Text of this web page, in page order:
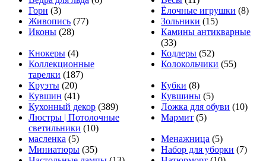
Горн (3) Ёлочные игрушки (8)
Живопись (77) Зольники (15)
Иконы (28)
Камины антикварные
(33)
Кнокеры (4) Кодлеры (52)
Коллекционные
тарелки (187)
Колокольчики (55)
Круэты (20) Кубки (8)
Кувшин (41) Кувшины (5)
Кухонный декор (389) Ложка для обуви (10)
Люстры | Потолочные
светильники (10)
Мармит (5)
масленка (5) Менажница (5)
Миниатюры (35) Набор для уборки (7)